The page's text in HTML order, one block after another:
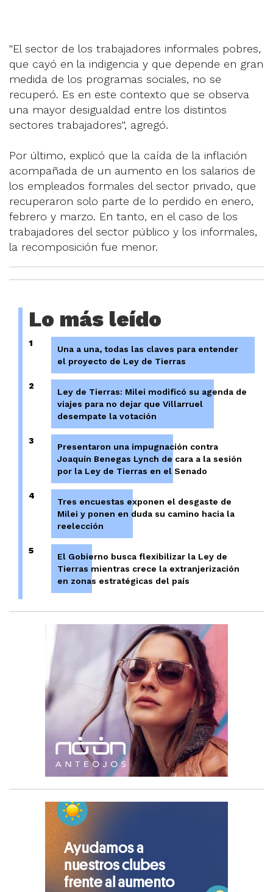
''El sector de los trabajadores informales pobres,
que cayó en la indigencia y que depende en gran
medida de los programas sociales, no se
recuperó. Es en este contexto que se observa
una mayor desigualdad entre los distintos
sectores trabajadores'', agregó.
Por último, explicó que la caída de la inflación
acompañada de un aumento en los salarios de
los empleados formales del sector privado, que
recuperaron solo parte de lo perdido en enero,
febrero y marzo. En tanto, en el caso de los
trabajadores del sector público y los informales,
la recomposición fue menor.
Lo más leído
1
Una a una, todas las claves para entender
el proyecto de Ley de Tierras
2
Ley de Tierras: Milei modificó su agenda de
viajes para no dejar que Villarruel
desempate la votación
3
Presentaron una impugnación contra
Joaquín Benegas Lynch de cara a la sesión
por la Ley de Tierras en el Senado
4
Tres encuestas exponen el desgaste de
Milei y ponen en duda su camino hacia la
reelección
5
El Gobierno busca flexibilizar la Ley de
Tierras mientras crece la extranjerización
en zonas estratégicas del país